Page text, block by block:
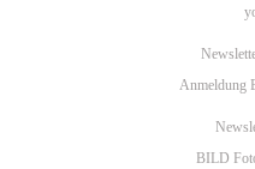
Anmeldung
BILD